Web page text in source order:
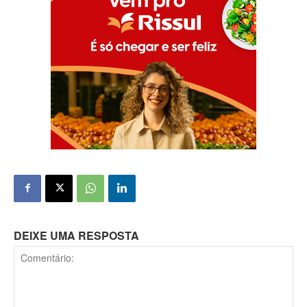
DEIXE UMA RESPOSTA